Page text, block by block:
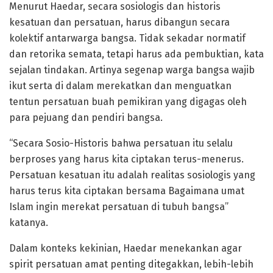
Menurut Haedar, secara sosiologis dan historis
kesatuan dan persatuan, harus dibangun secara
kolektif antarwarga bangsa. Tidak sekadar normatif
dan retorika semata, tetapi harus ada pembuktian, kata
sejalan tindakan. Artinya segenap warga bangsa wajib
ikut serta di dalam merekatkan dan menguatkan
tentun persatuan buah pemikiran yang digagas oleh
para pejuang dan pendiri bangsa.
“Secara Sosio-Historis bahwa persatuan itu selalu
berproses yang harus kita ciptakan terus-menerus.
Persatuan kesatuan itu adalah realitas sosiologis yang
harus terus kita ciptakan bersama Bagaimana umat
Islam ingin merekat persatuan di tubuh bangsa”
katanya.
Dalam konteks kekinian, Haedar menekankan agar
spirit persatuan amat penting ditegakkan, lebih-lebih